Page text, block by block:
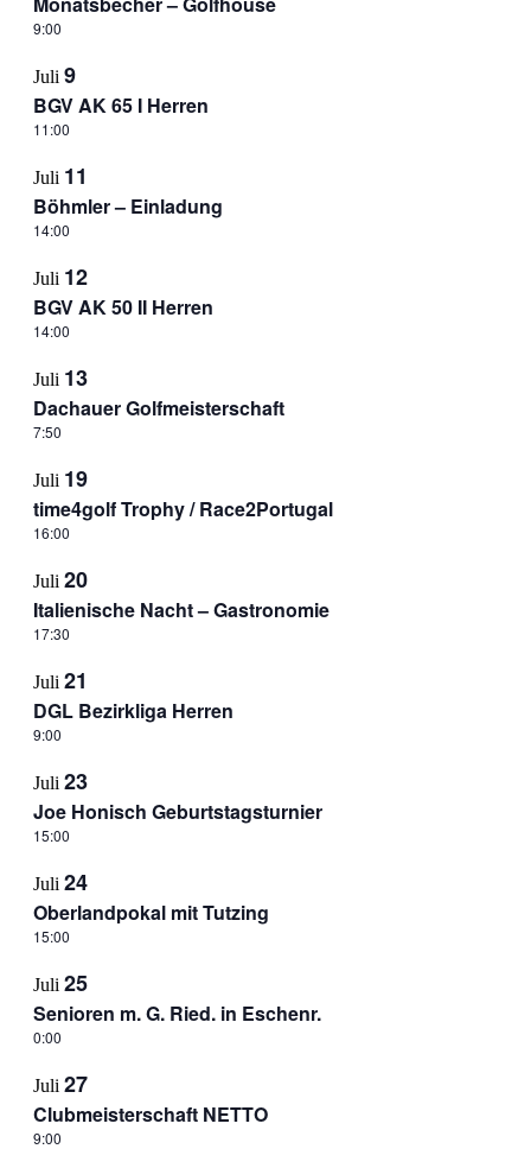
9:00
Juli 9
BGV AK 65 I Herren
11:00
Juli 11
Böhmler – Einladung
14:00
Juli 12
BGV AK 50 II Herren
14:00
Juli 13
Dachauer Golfmeisterschaft
7:50
Juli 19
time4golf Trophy / Race2Portugal
16:00
Juli 20
Italienische Nacht – Gastronomie
17:30
Juli 21
DGL Bezirkliga Herren
9:00
Juli 23
Joe Honisch Geburtstagsturnier
15:00
Juli 24
Oberlandpokal mit Tutzing
15:00
Juli 25
Senioren m. G. Ried. in Eschenr.
0:00
Juli 27
Clubmeisterschaft NETTO
9:00